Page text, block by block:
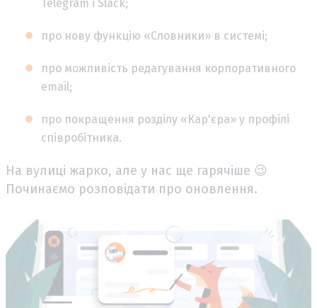
Telegram і Slack;
про нову функцію «Словники» в системі;
про можливість редагування корпоративного
email;
про покращення розділу «Кар'єра» у профілі
співробітника.
На вулиці жарко, але у нас ще гарячіше 😉
Починаємо розповідати про оновлення.